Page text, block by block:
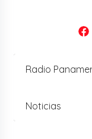
Radio
Noticias